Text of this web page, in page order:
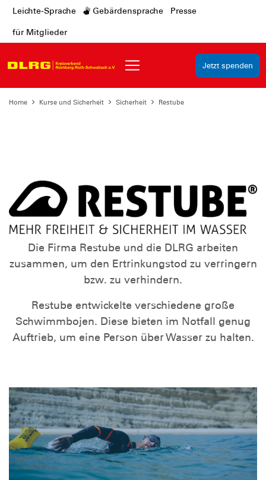
Leichte-Sprache Gebärdensprache Presse
für Mitglieder
Jetzt spenden
Home Kurse und Sicherheit Sicherheit Restube
Die Firma Restube und die DLRG arbeiten
zusammen, um den Ertrinkungstod zu verringern
bzw. zu verhindern.
Restube entwickelte verschiedene große
Schwimmbojen. Diese bieten im Notfall genug
Auftrieb, um eine Person über Wasser zu halten.